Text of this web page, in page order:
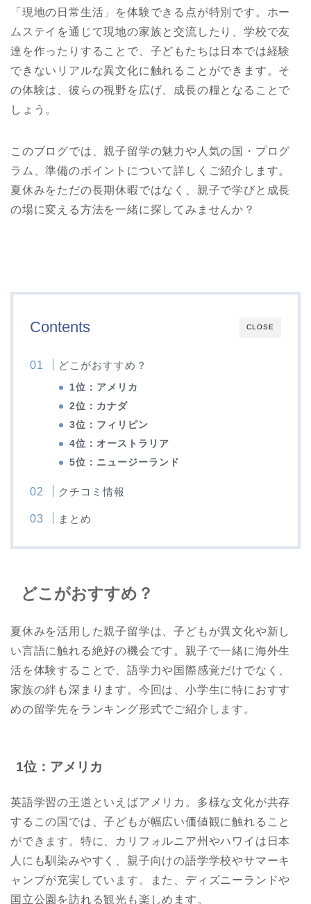
「現地の日常生活」を体験できる点が特別です。ホー
ムステイを通じて現地の家族と交流したり、学校で友
達を作ったりすることで、子どもたちは日本では経験
できないリアルな異文化に触れることができます。そ
の体験は、彼らの視野を広げ、成長の糧となることで
しょう。
このブログでは、親子留学の魅力や人気の国・プログ
ラム、準備のポイントについて詳しくご紹介します。
夏休みをただの長期休暇ではなく、親子で学びと成長
の場に変える方法を一緒に探してみませんか？
CLOSE
Contents
どこがおすすめ？
1位：アメリカ
2位：カナダ
3位：フィリピン
4位：オーストラリア
5位：ニュージーランド
クチコミ情報
まとめ
どこがおすすめ？
夏休みを活用した親子留学は、子どもが異文化や新し
い言語に触れる絶好の機会です。親子で一緒に海外生
活を体験することで、語学力や国際感覚だけでなく、
家族の絆も深まります。今回は、小学生に特におすす
めの留学先をランキング形式でご紹介します。
1位：アメリカ
英語学習の王道といえばアメリカ。多様な文化が共存
するこの国では、子どもが幅広い価値観に触れること
ができます。特に、カリフォルニア州やハワイは日本
人にも馴染みやすく、親子向けの語学学校やサマーキ
ャンプが充実しています。また、ディズニーランドや
国立公園を訪れる観光も楽しめます。